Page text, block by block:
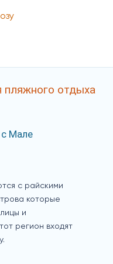
пляжного отдыха
Мале
с райскими
которые
и
регион входят